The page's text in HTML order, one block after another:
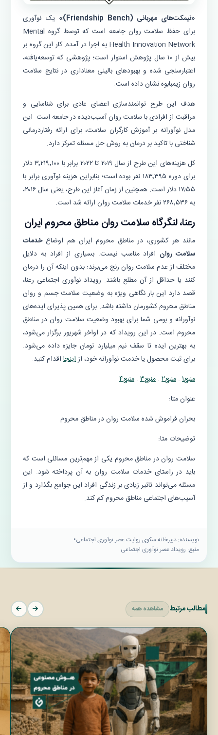
«نیمکت‌های مهربانی (Friendship Bench)»
یک نوآوری
برای حفظ سلامت روان جامعه است که توسط گروه Mental
Health Innovation Network به اجرا در آمده. کار این گروه بر
بیش از ۱۰ سال پژوهش استوار است؛ پژوهشی که توسعه‌یافته،
اعتبارسنجی شده و بهبودهای بالینی معناداری در نتایج سلامت
روان زیمبابوه نشان داده است.
هدف این طرح توانمندسازی اعضای عادی برای شناسایی و
مراقبت از افرادی با سلامت روان آسیب‌دیده در جامعه است. این
مدل نوآورانه‌ بر آموزش کارگران سلامت، برای ارائه‌ رفتاردرمانی
شناختی با تاکید بر درمان به روش حل مسئله تمرکز دارد.
کل هزینه‌‌های این طرح از سال‌ ۲۰۱۹ تا ۲۰۲۲ برابر با ۳٬۲۱۹٬۱۰۰ دلار
برای دوره ۱۸۳٬۳۹۵ نفر بوده است؛ بنابراین هزینه‌ نوآوری برابر با
۱۷٫۵۵ دلار است. همچنین از زمان آغاز این طرح، یعنی سال ۲۰۱۶،
به ۲۶۸٬۵۳۶ نفر خدمات سلامت روان ارائه شد است.
رعنا، لنگرگاه سلامت روان مناطق محروم ایران
مانند هر کشوری، در مناطق محروم ایران هم اوضاعخدمات
سلامت روان افراد مناسب نیست. بسیاری از افراد به دلایل
مختلف از عدم سلامت روان رنج می‌برند؛ بدون اینکه آن را درمان
کنند یا حداقل از آن مطلع باشند. رویداد نوآوری اجتماعی رعنا،
قصد دارد این بار نگاهی ویژه به وضعیت سلامت جسم و روان
مناطق محروم کشورمان داشته باشد. برای همین پذیرای ایده‌های
نوآورانه و بومی شما برای بهبود وضعیت سلامت روان در مناطق
محروم است. در این رویداد که در اواخر شهریور برگزار می‌شود،
به بهترین ایده تا سقف نیم میلیارد تومان جایزه داده می‌شود.
برای ثبت محصول یا خدمت نوآورانه خود، ازاینجا اقدام کنید.
منبع۱ . منبع۲ . منبع۳ . منبع۴
عنوان متا:
بحران فراموش شده سلامت روان در مناطق محروم
توضیحات متا:
سلامت روان در مناطق محروم یکی از مهم‌ترین مسائلی است که
باید در راستای خدمات سلامت روان به آن پرداخته شود. این
مسئله می‌تواند تاثیر زیادی بر زندگی افراد این جوامع بگذارد و از
آسیب‌های اجتماعی مناطق محروم کم کند.
نویسنده: دبيرخانه سكوى روايت عصر نوآورى اجتماعى•
منبع: رویداد عصر نوآوری اجتماعی
مطالب مرتبط مشاهده همه